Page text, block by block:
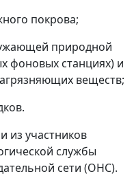
покрова;
природной
фоновых станциях) и
веществ;
из участников
службы
сети (ОНС).